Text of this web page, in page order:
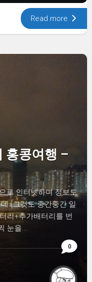
Read more
0
홍콩여행 –
로 인터넷하며 정보도
(그것도 중간중간 일
리+추가배터리를 번
눈을...